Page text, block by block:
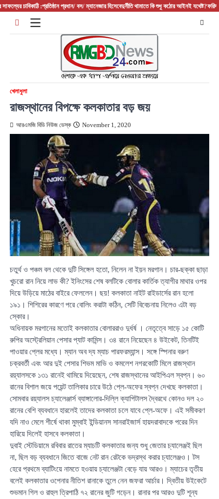
Skip
:প্রতিষ্ঠান প্রধান/ বস/ ম্যানেজার হিসেবেদুর্নীতি থামাতে কি শুধু কঠোর আইনই যথেষ্ট?ফরিদপুরের
খেলাধুলা
রাজস্থানের বিপক্ষে কলকাতার বড় জয়
আরএমজি বিডি নিউজ ডেস্ক November 1, 2020
চতুর্থ ও পঞ্চম বল থেকে দুটি সিঙ্গেল হতো, নিলেন না ইয়ন মরগান। চার-ছক্কা ছাড়া
খুচরো রান নিয়ে লাভ কী? ইনিংসের শেষ বলটিকে বোলার কার্তিক ত্যাগীর মাথার ওপর
দিয়ে উড়িয়ে মাঠের বাইরে ফেললেন। ছয়! কলকাতা নাইট রাইডার্সের রান হলো
১৯১। শিশিরের কারণে পরে বোলিং করাটা কঠিন, সেটি বিবেচনায় নিলেও এটা বড়
স্কোর।
অধিনায়ক মরগানের মতোই কলকাতার বোলাররাও দুর্ধর্ষ । নেতৃত্বে সাড়ে ১৫ কোটি
রুপির অস্ট্রেলিয়ান পেসার প্যাট কামিন্স। ৩৪ রানে নিয়েছেন ৪ উইকেট, তিনটিই
পাওয়ার প্লের মধ্যে। ম্যান অব দ্য ম্যাচ পারফরম্যান্স। সঙ্গে স্পিনার বরুণ
চক্রবর্তী এবং আর দুই পেসার শিভম মাভি ও কমলেশ নগরকোটি মিলে রাজস্থান
রয়্যালসকে ১৩১ রানেই থামিয়ে দিয়েছেন, শেষ রাজস্থানের আইপিএল স্বপ্ন। ৬০
রানের বিশাল জয়ে পয়েন্ট তালিকার চারে উঠে প্লে-অফের স্বপ্ন দেখছে কলকাতা।
সোমবার রয়্যালস চ্যালেঞ্জার্স ব্যাঙ্গালোর-দিল্লি ক্যাপিটালস দ্বৈরথে কোনও দল ২০
রানের বেশি ব্যবধানে হারলেই তাদের কলকাতা চলে যাবে প্লে-অফে। এই সমীকরণ
যদি নাও মেলে শীর্ষে থাকা মুম্বাই ইন্ডিয়ানস সানরাইজার্স হায়দরাবাদকে পরের দিন
হারিয়ে দিলেই হাসবে কলকাতা।
দুবাই স্টেডিয়ামে রবিবার রাতের ম্যাচটি কলকাতার জন্য শুধু জেতার চ্যালেঞ্জই ছিল
না, ছিল বড় ব্যবধানে জিতে বাজে নেট রান রেটকে ভদ্রস্থ করার চ্যালেঞ্জও। টস
হেরে প্রথমে ব্যাটিংয়ে নামতে হওয়ায় চ্যালেঞ্জটা বেড়ে যায় আরও। ম্যাচের তৃতীয়
বলেই কলকাতার ওপেনার নীতিশ রানাকে তুলে নেন জফরা আর্চার। দ্বিতীয় উইকেটে
শুভমান গিল ও রাহুল ত্রিপাঠি ৭২ রানের জুটি গড়েন। রানার পর আরও দুটি শূন্য